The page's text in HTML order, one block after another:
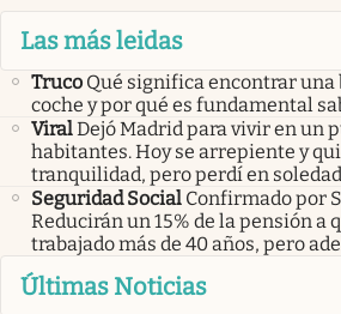
Las más leidas
Truco Qué significa encontrar una
coche y por qué es fundamental
ViralDejó Madrid para vivir en un
habitantes. Hoy se arrepiente y
tranquilidad, pero perdí en
Seguridad Social Confirmado por
Reducirán un 15% de la pensión a
trabajado más de 40 años, pero
Últimas Noticias